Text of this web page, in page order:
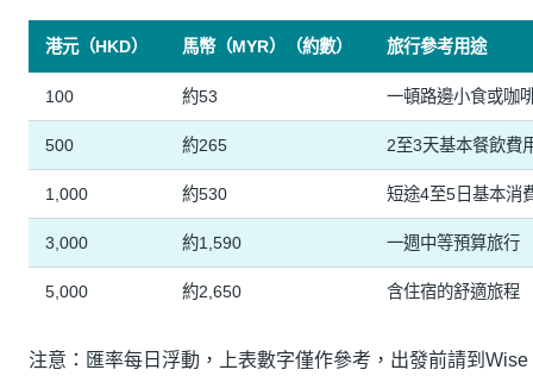
港元（HKD） 馬幣（MYR）（約數） 旅行參考用途
100 約53 一頓路邊小食或咖
500 約265 2至3天基本餐飲費
1,000 約530 短途4至5日基本消
3,000 約1,590 一週中等預算旅行
5,000 約2,650 含住宿的舒適旅程
注意：匯率每日浮動，上表數字僅作參考，出發前請到